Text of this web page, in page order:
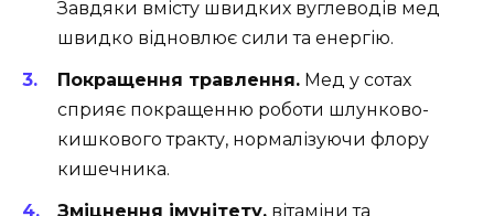
Завдяки вмісту швидких вуглеводів мед
швидко відновлює сили та енергію.
Покращення травлення. Мед у сотах
сприяє покращенню роботи шлунково-
кишкового тракту, нормалізуючи флору
кишечника.
Зміцнення імунітету. вітаміни та